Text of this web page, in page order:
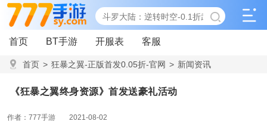
首页 BT手游 开服表 客服
首页 > 狂暴之翼-正版首发0.05折-官网 > 新闻资讯
《狂暴之翼终身资源》首发送豪礼活动
作者：777手游 2021-08-02